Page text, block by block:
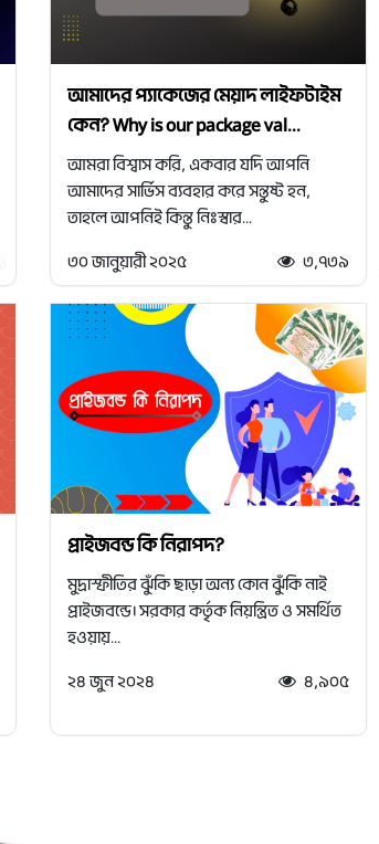
আমাদের প্যাকেজের মেয়াদ লাইফটাইম
কেন? Why is our package val...
আমরা বিশ্বাস করি, একবার যদি আপনি
আমাদের সার্ভিস ব্যবহার করে সন্তুষ্ট হন,
তাহলে আপনিই কিন্তু নিঃস্বার...
৩০ জানুয়ারী ২০২৫
৩,৭৩৯
প্রাইজবন্ড কি নিরাপদ?
মুদ্রাস্ফীতির ঝুঁকি ছাড়া অন্য কোন ঝুঁকি নাই
প্রাইজবন্ডে। সরকার কর্তৃক নিয়ন্ত্রিত ও সমর্থিত
হওয়ায়...
২৪ জুন ২০২৪
৪,৯০৫